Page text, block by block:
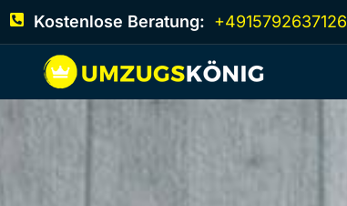
Kostenlose Beratung: +4915792637126